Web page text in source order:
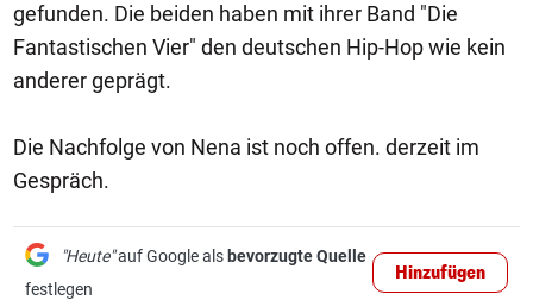
gefunden. Die beiden haben mit ihrer Band "Die
Fantastischen Vier" den deutschen Hip-Hop wie kein
anderer geprägt.
Die Nachfolge von Nena ist noch offen. derzeit im
Gespräch.
"Heute"auf Google als bevorzugte Quelle
festlegen
Hinzufügen